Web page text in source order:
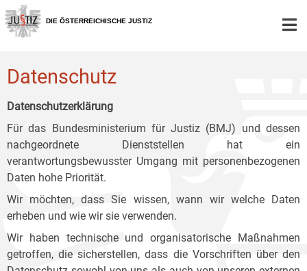
Zur
Hauptnavigation
[1]
Zum
Inhalt
[2]
Zum
Untermenü
[3]
DIE ÖSTERREICHISCHE JUSTIZ
Datenschutz
Datenschutzerklärung
Für das Bundesministerium für Justiz (BMJ) und dessen
nachgeordnete Dienststellen hat ein
verantwortungsbewusster Umgang mit personenbezogenen
Daten hohe Priorität.
Wir möchten, dass Sie wissen, wann wir welche Daten
erheben und wie wir sie verwenden.
Wir haben technische und organisatorische Maßnahmen
getroffen, die sicherstellen, dass die Vorschriften über den